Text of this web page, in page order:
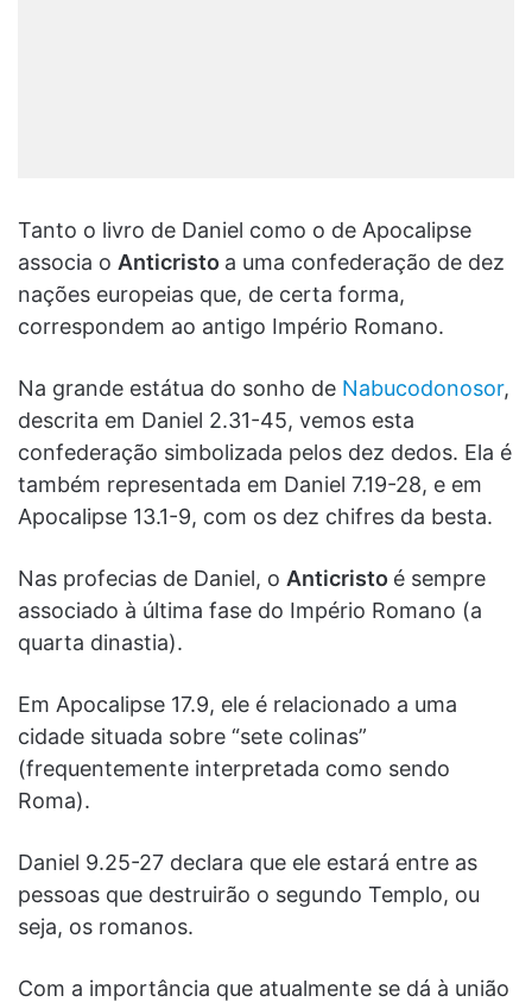
Tanto o livro de Daniel como o de Apocalipse
associa o Anticristo a uma confederação de dez
nações europeias que, de certa forma,
correspondem ao antigo Império Romano.
Na grande estátua do sonho de Nabucodonosor,
descrita em Daniel 2.31-45, vemos esta
confederação simbolizada pelos dez dedos. Ela é
também representada em Daniel 7.19-28, e em
Apocalipse 13.1-9, com os dez chifres da besta.
Nas profecias de Daniel, o Anticristo é sempre
associado à última fase do Império Romano (a
quarta dinastia).
Em Apocalipse 17.9, ele é relacionado a uma
cidade situada sobre “sete colinas”
(frequentemente interpretada como sendo
Roma).
Daniel 9.25-27 declara que ele estará entre as
pessoas que destruirão o segundo Templo, ou
seja, os romanos.
Com a importância que atualmente se dá à união